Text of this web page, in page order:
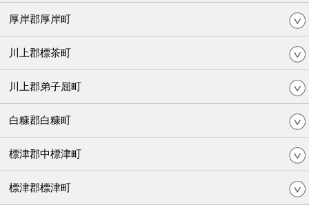
厚岸郡厚岸町
川上郡標茶町
川上郡弟子屈町
白糠郡白糠町
標津郡中標津町
標津郡標津町